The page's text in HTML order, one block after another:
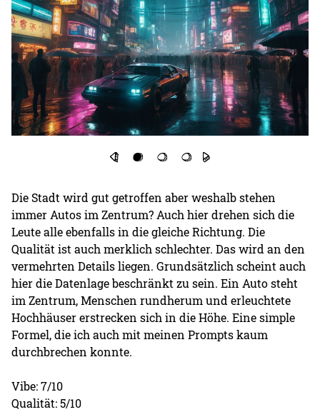
Die Stadt wird gut getroffen aber weshalb stehen
immer Autos im Zentrum? Auch hier drehen sich die
Leute alle ebenfalls in die gleiche Richtung. Die
Qualität ist auch merklich schlechter. Das wird an den
vermehrten Details liegen. Grundsätzlich scheint auch
hier die Datenlage beschränkt zu sein. Ein Auto steht
im Zentrum, Menschen rundherum und erleuchtete
Hochhäuser erstrecken sich in die Höhe. Eine simple
Formel, die ich auch mit meinen Prompts kaum
durchbrechen konnte.
Vibe: 7/10
Qualität: 5/10